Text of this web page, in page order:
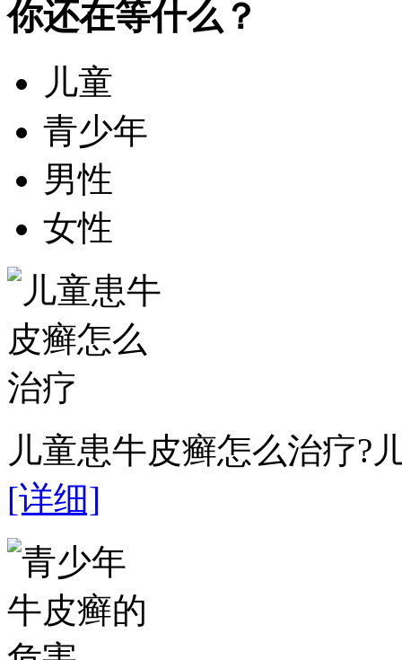
你还在等什么？
儿童
青少年
男性
女性
儿童患牛皮癣怎么治疗?
[详细]